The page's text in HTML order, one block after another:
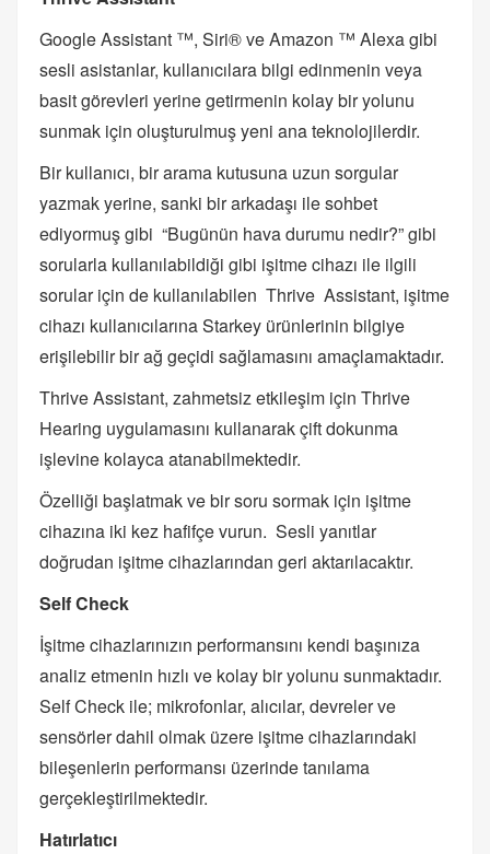
Google Assistant ™, Siri® ve Amazon ™ Alexa gibi
sesli asistanlar, kullanıcılara bilgi edinmenin veya
basit görevleri yerine getirmenin kolay bir yolunu
sunmak için oluşturulmuş yeni ana teknolojilerdir.
Bir kullanıcı, bir arama kutusuna uzun sorgular
yazmak yerine, sanki bir arkadaşı ile sohbet
ediyormuş gibi “Bugünün hava durumu nedir?” gibi
sorularla kullanılabildiği gibi işitme cihazı ile ilgili
sorular için de kullanılabilen Thrive Assistant, işitme
cihazı kullanıcılarına Starkey ürünlerinin bilgiye
erişilebilir bir ağ geçidi sağlamasını amaçlamaktadır.
Thrive Assistant, zahmetsiz etkileşim için Thrive
Hearing uygulamasını kullanarak çift dokunma
işlevine kolayca atanabilmektedir.
Özelliği başlatmak ve bir soru sormak için işitme
cihazına iki kez hafifçe vurun. Sesli yanıtlar
doğrudan işitme cihazlarından geri aktarılacaktır.
Self Check
İşitme cihazlarınızın performansını kendi başınıza
analiz etmenin hızlı ve kolay bir yolunu sunmaktadır.
Self Check ile; mikrofonlar, alıcılar, devreler ve
sensörler dahil olmak üzere işitme cihazlarındaki
bileşenlerin performansı üzerinde tanılama
gerçekleştirilmektedir.
Hatırlatıcı